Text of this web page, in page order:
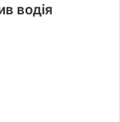
водія